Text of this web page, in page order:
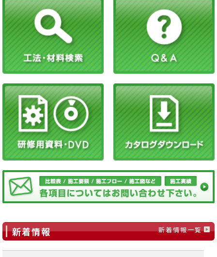
新着情報一覧
新着情報